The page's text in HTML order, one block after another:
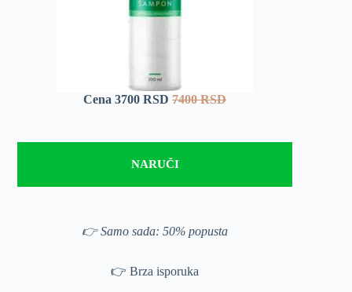
Cena 3700 RSD7400 RSD
NARUČI
👉 Samo sada: 50% popusta
👉 Brza isporuka